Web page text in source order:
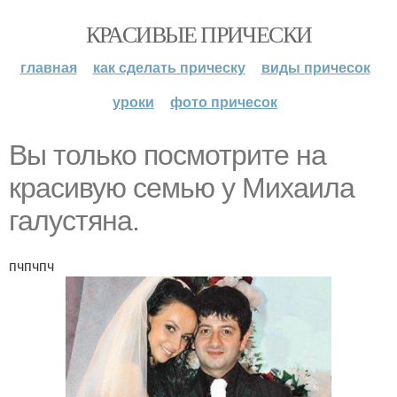
КРАСИВЫЕ ПРИЧЕСКИ
главная как сделать прическу
виды причесок
уроки
фото причесок
Вы только посмотрите на
красивую семью у Михаила
галустяна.
пчпчпч